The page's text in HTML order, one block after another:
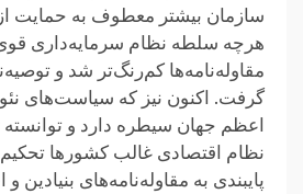
سازمان بیشتر معطوف به حمایت از
هرچه سلطه نظام سرمایه‌داری
مقاوله‌نامه‌ها کم‌رنگ‌تر شد و
گرفت. اکنون نیز که سیاست‌های
اعظم جهان سیطره دارد و توانسته
نظام اقتصادی غالب کشور‌ها
پایبندی به مقاوله‌نامه‌های بنیادین